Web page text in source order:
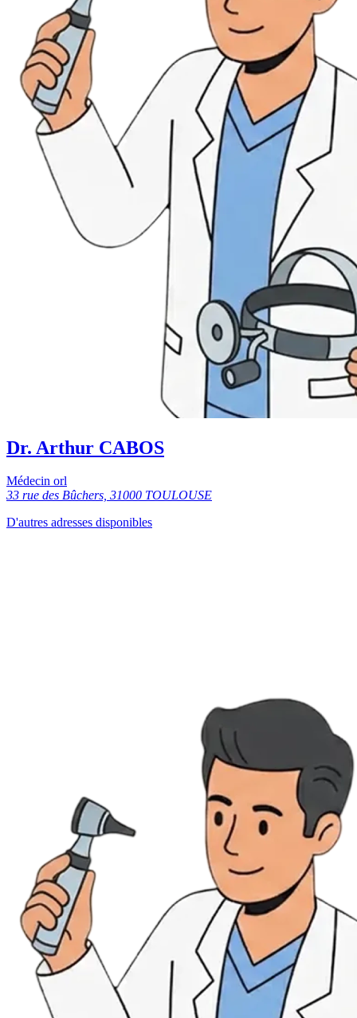
Dr. Arthur CABOS
Médecin orl
33 rue des Bûchers, 31000 TOULOUSE
D'autres adresses disponibles